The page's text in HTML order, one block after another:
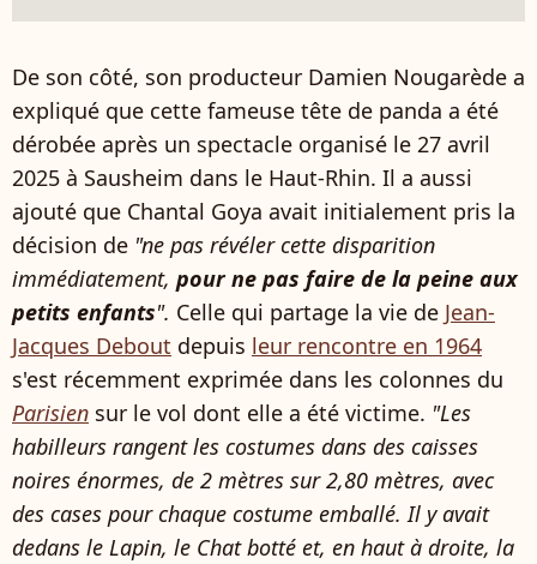
De son côté, son producteur Damien Nougarède a
expliqué que cette fameuse tête de panda a été
dérobée après un spectacle organisé le 27 avril
2025 à Sausheim dans le Haut-Rhin. Il a aussi
ajouté que Chantal Goya avait initialement pris la
décision de "ne pas révéler cette disparition
immédiatement, pour ne pas faire de la peine aux
petits enfants". Celle qui partage la vie de Jean-
Jacques Debout depuis leur rencontre en 1964
s'est récemment exprimée dans les colonnes du
Parisien sur le vol dont elle a été victime. "Les
habilleurs rangent les costumes dans des caisses
noires énormes, de 2 mètres sur 2,80 mètres, avec
des cases pour chaque costume emballé. Il y avait
dedans le Lapin, le Chat botté et, en haut à droite, la